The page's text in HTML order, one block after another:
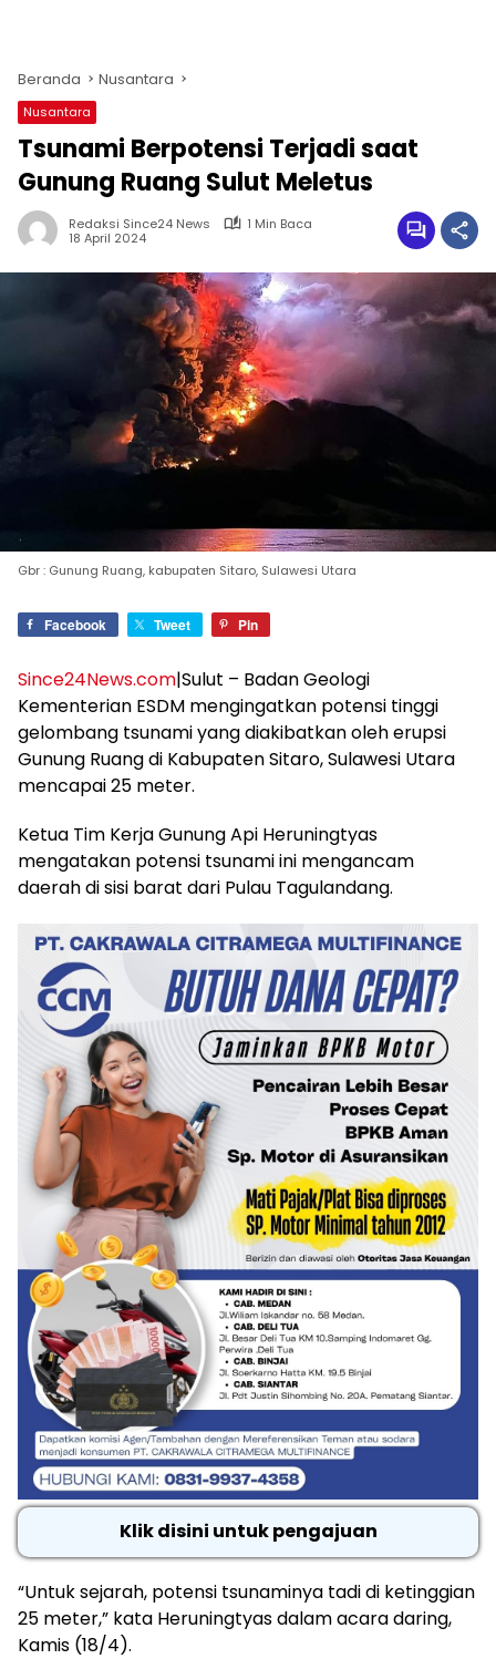
Beranda Nusantara
Nusantara
Tsunami Berpotensi Terjadi saat
Gunung Ruang Sulut Meletus
Redaksi Since24 News
1 Min Baca
18 April 2024
Gbr : Gunung Ruang, kabupaten Sitaro, Sulawesi Utara
Facebook Tweet Pin
Since24News.com|Sulut – Badan Geologi
Kementerian ESDM mengingatkan potensi tinggi
gelombang tsunami yang diakibatkan oleh erupsi
Gunung Ruang di Kabupaten Sitaro, Sulawesi Utara
mencapai 25 meter.
Ketua Tim Kerja Gunung Api Heruningtyas
mengatakan potensi tsunami ini mengancam
daerah di sisi barat dari Pulau Tagulandang.
Klik disini untuk pengajuan
“Untuk sejarah, potensi tsunaminya tadi di ketinggian
25 meter,” kata Heruningtyas dalam acara daring,
Kamis (18/4).